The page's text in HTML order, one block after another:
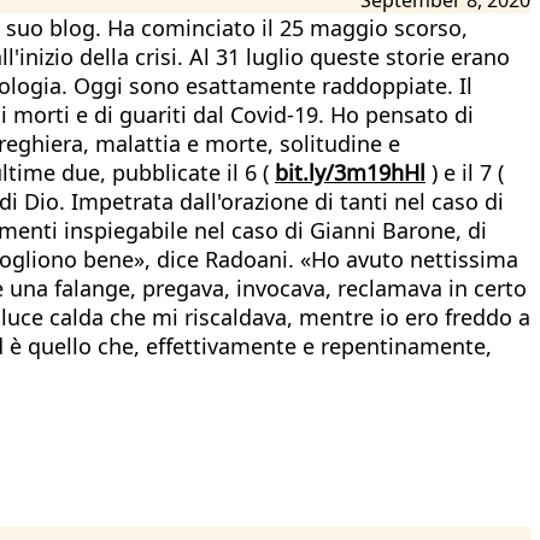
blog. Ha cominciato il 25 maggio scorso,
della crisi. Al 31 luglio queste storie erano
Oggi sono esattamente raddoppiate. Il
e di guariti dal Covid-19. Ho pensato di
malattia e morte, solitudine e
due, pubblicate il 6 ( bit.ly/3m19hHl ) e il 7 (
Dio. Impetrata dall'orazione di tanti nel caso di
inspiegabile nel caso di Gianni Barone, di
bene», dice Radoani. «Ho avuto nettissima
falange, pregava, invocava, reclamava in certo
calda che mi riscaldava, mentre io ero freddo a
quello che, effettivamente e repentinamente,